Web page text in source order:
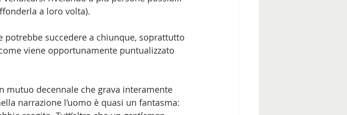
a loro volta).
potrebbe succedere a chiunque, soprattutto
viene opportunamente puntualizzato
mutuo decennale che grava interamente
narrazione l’uomo è quasi un fantasma: